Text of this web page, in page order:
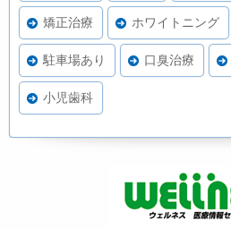
矯正治療 ホワイトニング
駐車場あり 口臭治療
小児歯科